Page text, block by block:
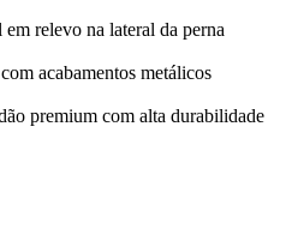
relevo na lateral da perna
acabamentos metálicos
premium com alta durabilidade